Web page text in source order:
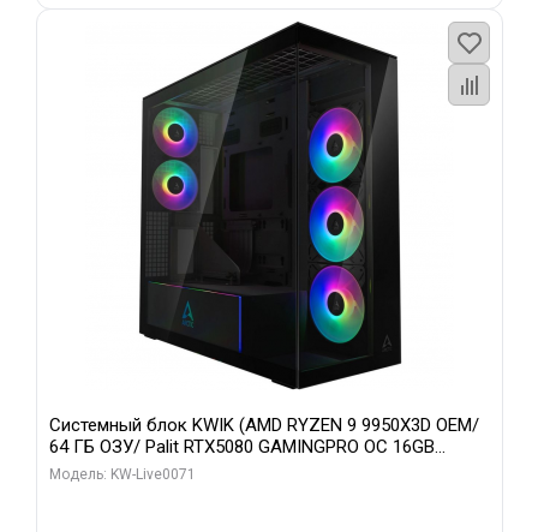
Системный блок KWIK (AMD RYZEN 9 9950X3D OEM/
64 ГБ ОЗУ/ Palit RTX5080 GAMINGPRO OC 16GB
GDDR7 256bit 3xDP HD/ 960 ГБ SSD)
Модель: KW-Live0071